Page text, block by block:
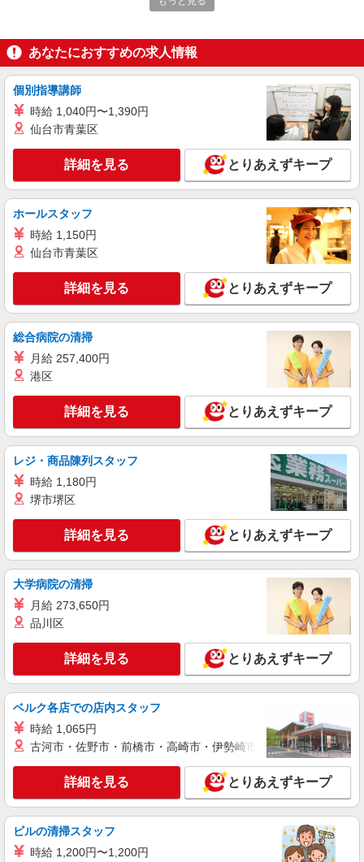
ィブ支給(規定有) ★月2回払い・週払い可能（規程
【ソフトバンク】の店舗スタッフ
月給207900円〜260200円（経験・能力によ
る） 資格手当（1〜6万円）賞与年2回（6月・12
月・実績最高5.4カ月分） 未経験から入社半年で
年収400万円以上への昇給実績あり ※残業代支給
★交通費別途支給（規定あり） ゜+゜・。○。・゜
+゜・。○。・゜+゜ 入社祝い金10万円支給(規定
有) ゜・。○。・゜+゜・。○。・゜+゜
愛知県稲沢市のsoftbankショップ
キープ 詳細を見る
派遣社員
株式会社シエロ
【ソフトバンク】の店舗スタッフ
時給1500円〜1600円（経験・能力による） ※
残業代支給 ★交通費別途支給（規定あり） ゜
+゜・。○。・゜+゜・。○。・゜+゜ 入社祝い金10
万円支給(規定有) お友達を紹介頂くと, インセンテ
有）★ ゜・。○。・゜+゜・。○。・゜+゜
愛知県稲沢市のsoftbankショップ
キープ 詳細を見る
株式会社シエロ
【ワイモバイル】の店舗スタッフ
時給1400〜1600円（経験・能力による） ※残
業代支給 ★交通費別途支給（規定あり） ゜
+゜・。○。・゜+゜・。○。・゜+゜ 入社祝い金10
有）★ ゜・。○。・゜+゜・。○。・゜+゜
愛知県稲沢市のY!mobileショップ
キープ 詳細を見る
派遣社員
株式会社シエロ
月給220000円〜 別途：［1］資格手当（最
大13万） ［2］交通費 ［3］賞与あり ※残業代支
○。・゜+゜・。○。・゜+゜ 入社祝い金10万円支
給(規定有) お友達を紹介頂くと, インセンティブ支
給(規定有) ゜・。○。・゜+゜・。○。・゜+゜
愛知県稲沢市のsoftbankショップ
キープ 詳細を見る
派遣社員
株式会社シエロ
【softbank】人気機種に詳しくなれる携帯販
売
時給1400〜1600円（経験・能力による） ※残
業代支給 ★交通費別途支給（規定あり） ゜
+゜・。○。・゜+゜・。○。・゜+゜ 入社祝い金10
万円支給(規定有) お友達を紹介頂くと, インセンテ
ィブ支給(規定有) ★月2回払い・週払い可能（規程
詳細を見る
あなたにおすすめの求人情報
個別指導講師
時給 1,040円〜1,390円
仙台市青葉区
詳細を見る とりあえずキープ
ホールスタッフ
時給 1,150円
仙台市青葉区
詳細を見る とりあえずキープ
総合病院の清掃
月給 257,400円
港区
詳細を見る とりあえずキープ
レジ・商品陳列スタッフ
時給 1,180円
堺市堺区
詳細を見る とりあえずキープ
大学病院の清掃
月給 273,650円
品川区
詳細を見る とりあえずキープ
ベルク各店での店内スタッフ
時給 1,065円
古河市・佐野市・前橋市・高崎市・伊勢崎市・太田市・館林市
詳細を見る とりあえずキープ
ビルの清掃スタッフ
時給 1,200円〜1,200円